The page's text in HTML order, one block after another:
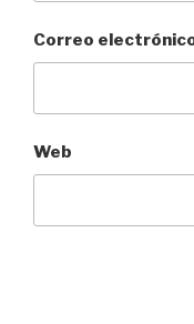
Correo
Web